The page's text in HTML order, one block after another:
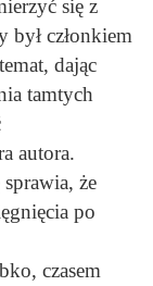
się z
był członkiem
dając
tamtych
autora.
że
po
czasem